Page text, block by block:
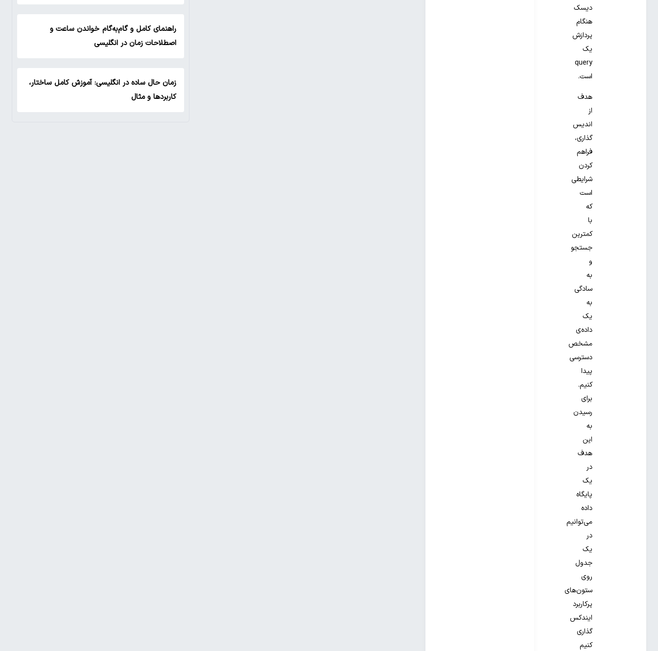
دیسک
هنگام
پردازش
یک
query
است.
هدف
از
اندیس‌‌‌
گذاری،
فراهم
کردن
شرایطی
است
که
با
کمترین
جستجو
و
به
سادگی
به
یک
داده‌‌‌ی
مشخص
دسترسی
پیدا
کنیم.
برای
رسیدن
به
این
هدف
در
یک
پایگاه
داده
می‌‌‌توانیم
در
یک
جدول
روی
ستون‌‌‌های
پرکاربرد
ایندکس‌‌‌
گذاری
کنیم
راهنمای کامل و گام‌به‌گام خواندن ساعت و
اصطلاحات زمان در انگلیسی
زمان حال ساده در انگلیسی: آموزش کامل ساختار،
کاربردها و مثال